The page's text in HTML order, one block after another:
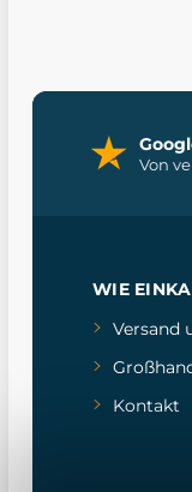
Von
WIE
Versand
Kontakt